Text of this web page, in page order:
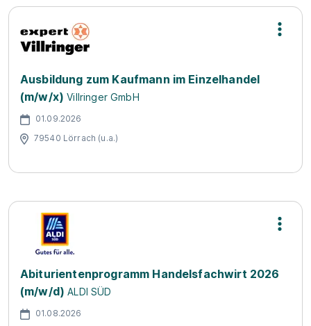
Ausbildung zum Kaufmann im Einzelhandel
(m/w/x) Villringer GmbH
01.09.2026
79540 Lörrach (u.a.)
Abiturientenprogramm Handelsfachwirt 2026
(m/w/d) ALDI SÜD
01.08.2026